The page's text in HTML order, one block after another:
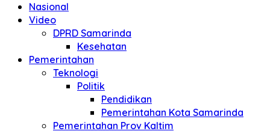
Nasional
Video
DPRD Samarinda
Kesehatan
Pemerintahan
Teknologi
Politik
Pendidikan
Pemerintahan Kota Samarinda
Pemerintahan Prov Kaltim